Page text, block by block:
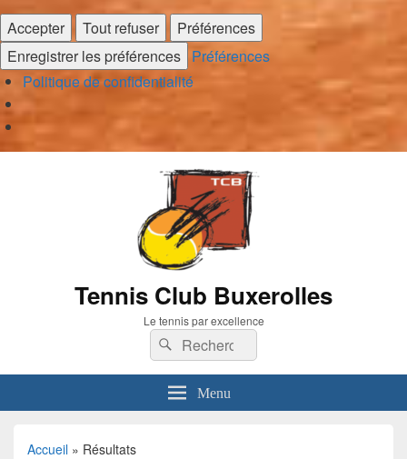
Accepter
Tout refuser
Préférences
Enregistrer les préférences Préférences
Politique de confidentialité
Tennis Club Buxerolles
Le tennis par excellence
Recherche :
Rechercher
Menu
Accueil » Résultats